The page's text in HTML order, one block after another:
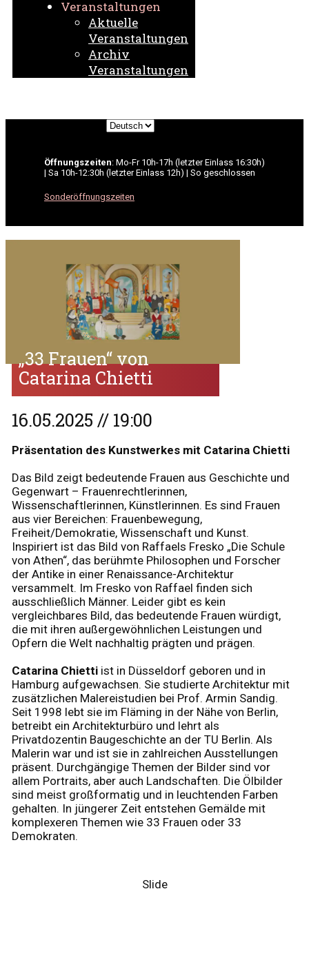
Veranstaltungen
Aktuelle
Veranstaltungen
Archiv
Veranstaltungen
Sprache
Öffnungszeiten: Mo-Fr 10h-17h (letzter Einlass 16:30h)
| Sa 10h-12:30h (letzter Einlass 12h) | So geschlossen
Sonderöffnungszeiten
„33 Frauen“ von
Catarina Chietti
16.05.2025 // 19:00
Präsentation des Kunstwerkes mit Catarina Chietti
Das Bild zeigt bedeutende Frauen aus Geschichte und
Gegenwart – Frauenrechtlerinnen,
Wissenschaftlerinnen, Künstlerinnen. Es sind Frauen
aus vier Bereichen: Frauenbewegung,
Freiheit/Demokratie, Wissenschaft und Kunst.
Inspiriert ist das Bild von Raffaels Fresko „Die Schule
von Athen“, das berühmte Philosophen und Forscher
der Antike in einer Renaissance-Architektur
versammelt. Im Fresko von Raffael finden sich
ausschließlich Männer. Leider gibt es kein
vergleichbares Bild, das bedeutende Frauen würdigt,
die mit ihren außergewöhnlichen Leistungen und
Opfern die Welt nachhaltig prägten und prägen.
Catarina Chietti ist in Düsseldorf geboren und in
Hamburg aufgewachsen. Sie studierte Architektur mit
zusätzlichen Malereistudien bei Prof. Armin Sandig.
Seit 1998 lebt sie im Fläming in der Nähe von Berlin,
betreibt ein Architekturbüro und lehrt als
Privatdozentin Baugeschichte an der TU Berlin. Als
Malerin war und ist sie in zahlreichen Ausstellungen
präsent. Durchgängige Themen der Bilder sind vor
allem Portraits, aber auch Landschaften. Die Ölbilder
sind meist großformatig und in leuchtenden Farben
gehalten. In jüngerer Zeit entstehen Gemälde mit
komplexeren Themen wie 33 Frauen oder 33
Demokraten.
Slide